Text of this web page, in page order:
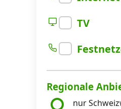
Alle Internet-
Kombi-Angebote
TV
Regionale
nur